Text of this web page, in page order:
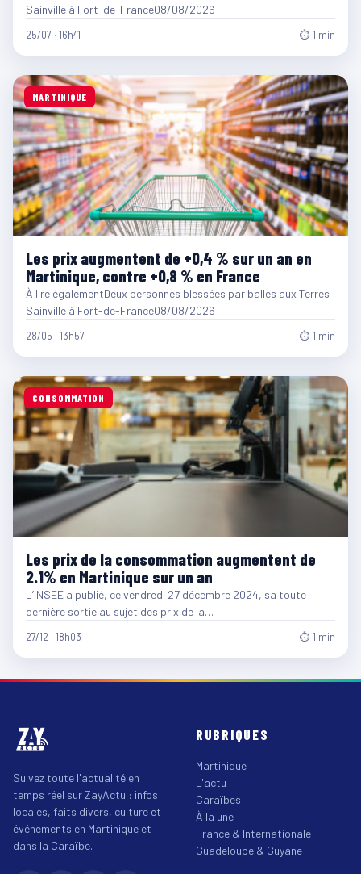
Sainville à Fort-de-France08/08/2026
25/07 · 16h41 ⏱ 1 min
MARTINIQUE
Les prix augmentent de +0,4 % sur un an en
Martinique, contre +0,8 % en France
À lire égalementDeux personnes blessées par balles aux Terres
Sainville à Fort-de-France08/08/2026
28/05 · 13h57 ⏱ 1 min
CONSOMMATION
Les prix de la consommation augmentent de
2.1% en Martinique sur un an
L’INSEE a publié, ce vendredi 27 décembre 2024, sa toute
dernière sortie au sujet des prix de la…
27/12 · 18h03 ⏱ 1 min
Suivez toute l'actualité en
temps réel sur ZayActu : infos
locales, faits divers, culture et
événements en Martinique et
dans la Caraïbe.
RUBRIQUES
Martinique
L'actu
Caraïbes
À la une
France & Internationale
Guadeloupe & Guyane